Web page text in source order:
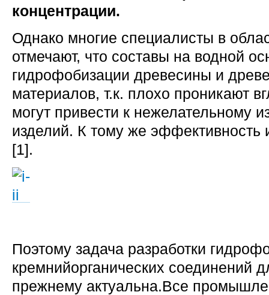
концентрации.
Однако многие специалисты в
отмечают, что составы на водной
гидрофобизации древесины и
материалов, т.к. плохо проникают
могут привести к нежелательному
изделий. К тому же эффективность
[1].
Поэтому задача разработки
кремнийорганических соединений
прежнему актуальна.Все